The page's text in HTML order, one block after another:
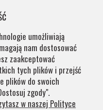
jakości produktu. W
opisie. Wierzymy, że na
umożliwiają
nam dostosować
zaakceptować
tych plików i przejść
plików do swoich
zgody".
w naszej Polityce